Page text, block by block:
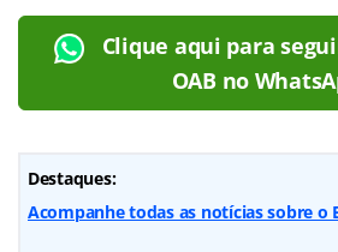
Clique aqui para
OAB no
Destaques:
Acompanhe todas as notícias sobre o